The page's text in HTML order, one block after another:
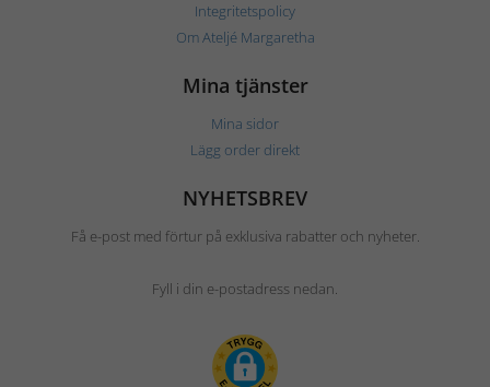
Integritetspolicy
Om Ateljé Margaretha
Mina tjänster
Mina sidor
Lägg order direkt
NYHETSBREV
Få e-post med förtur på exklusiva rabatter och nyheter.
Fyll i din e-postadress nedan.